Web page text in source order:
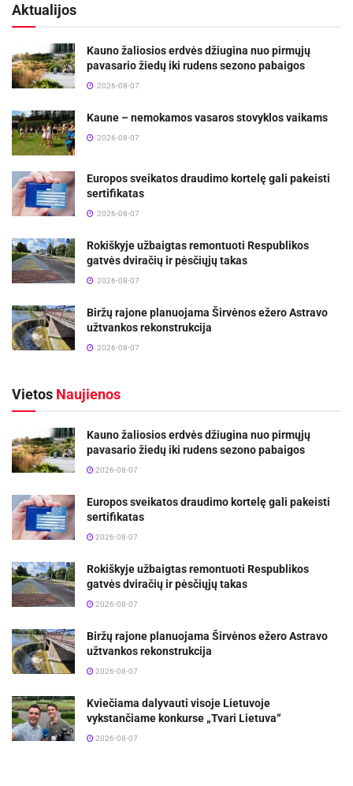
Aktualijos
Kauno žaliosios erdvės džiugina nuo pirmųjų
pavasario žiedų iki rudens sezono pabaigos
2026-08-07
Kaune – nemokamos vasaros stovyklos vaikams
2026-08-07
Europos sveikatos draudimo kortelę gali pakeisti
sertifikatas
2026-08-07
Rokiškyje užbaigtas remontuoti Respublikos
gatvės dviračių ir pėsčiųjų takas
2026-08-07
Biržų rajone planuojama Širvėnos ežero Astravo
užtvankos rekonstrukcija
2026-08-07
Vietos Naujienos
Kauno žaliosios erdvės džiugina nuo pirmųjų
pavasario žiedų iki rudens sezono pabaigos
2026-08-07
Europos sveikatos draudimo kortelę gali pakeisti
sertifikatas
2026-08-07
Rokiškyje užbaigtas remontuoti Respublikos
gatvės dviračių ir pėsčiųjų takas
2026-08-07
Biržų rajone planuojama Širvėnos ežero Astravo
užtvankos rekonstrukcija
2026-08-07
Kviečiama dalyvauti visoje Lietuvoje
vykstančiame konkurse „Tvari Lietuva“
2026-08-07